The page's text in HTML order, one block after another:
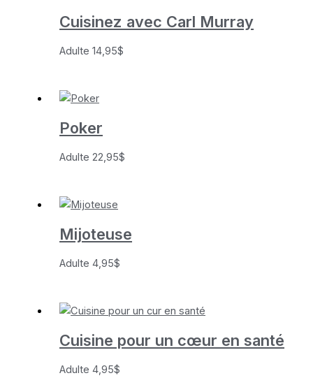
Cuisinez avec Carl Murray
Adulte14,95$
Poker
Adulte22,95$
Mijoteuse
Adulte4,95$
Cuisine pour un cœur en santé
Adulte4,95$